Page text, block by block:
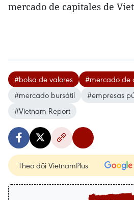
mercado de capitales de
#bolsa de valores
#mercado de
#mercado bursátil
#empresas
#Vietnam Report
Theo dõi VietnamPlus